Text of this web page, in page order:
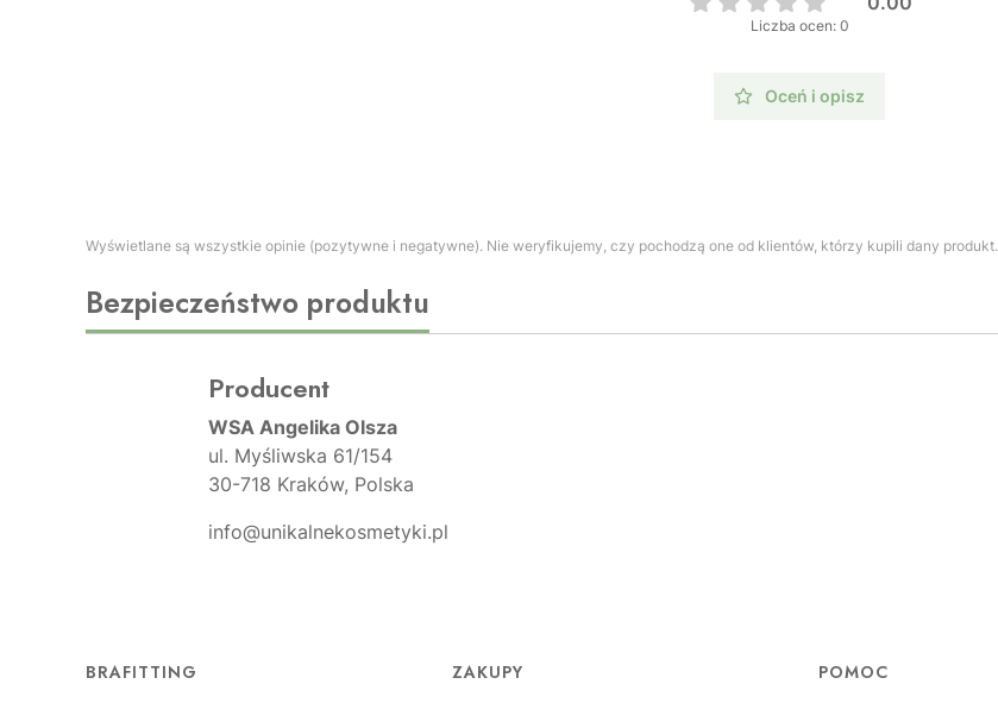
Liczba ocen: 0
Oceń i opisz
Wyświetlane są wszystkie opinie (pozytywne i negatywne). Nie weryfikujemy, czy pochodzą one od klientów, którzy kupili dany produkt.
Bezpieczeństwo produktu
Producent
WSA Angelika Olsza
ul. Myśliwska 61/154
30-718 Kraków, Polska
info@unikalnekosmetyki.pl
Linki w stopce
BRAFITTING ZAKUPY POMOC